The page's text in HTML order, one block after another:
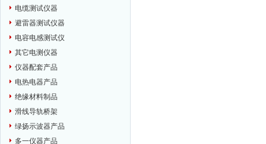
电缆测试仪器
避雷器测试仪器
电容电感测试仪
其它电测仪器
仪器配套产品
电热电器产品
绝缘材料制品
滑线导轨桥架
绿扬示波器产品
多一仪器产品